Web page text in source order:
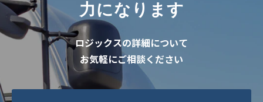
力になります
ロジックスの詳細について
お気軽にご相談ください